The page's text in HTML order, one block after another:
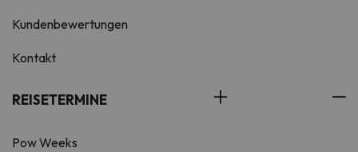
Kundenbewertungen
Kontakt
REISETERMINE
Pow Weeks